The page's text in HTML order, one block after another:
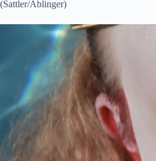
(Sattler/Ablinger)